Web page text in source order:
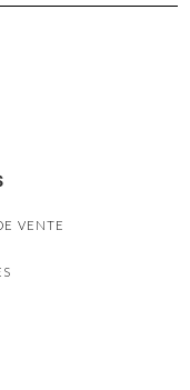
VENTE